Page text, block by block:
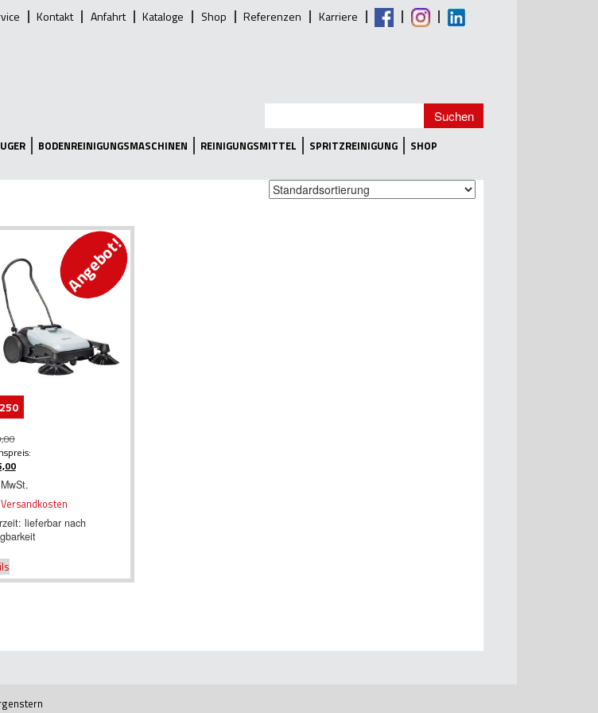
Kontakt Anfahrt Kataloge Shop Referenzen Karriere
BODENREINIGUNGSMASCHINEN REINIGUNGSMITTEL SPRITZREINIGUNG
SHOP
Angebot!
Versandkosten
lieferbar nach